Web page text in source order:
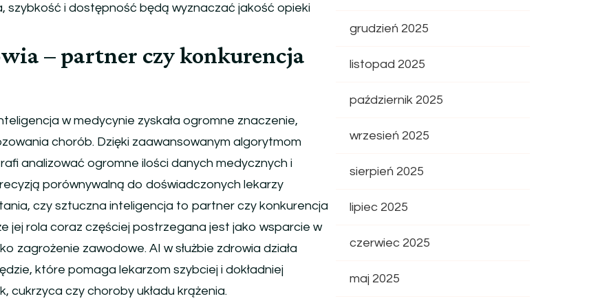
szybkość i dostępność będą wyznaczać jakość opieki
– partner czy konkurencja
w medycynie zyskała ogromne znaczenie,
chorób. Dzięki zaawansowanym algorytmom
analizować ogromne ilości danych medycznych i
porównywalną do doświadczonych lekarzy
czy sztuczna inteligencja to partner czy konkurencja
jej rola coraz częściej postrzegana jest jako wsparcie w
zagrożenie zawodowe. AI w służbie zdrowia działa
które pomaga lekarzom szybciej i dokładniej
cukrzyca czy choroby układu krążenia.
grudzień 2025
listopad 2025
październik 2025
wrzesień 2025
sierpień 2025
lipiec 2025
czerwiec 2025
maj 2025